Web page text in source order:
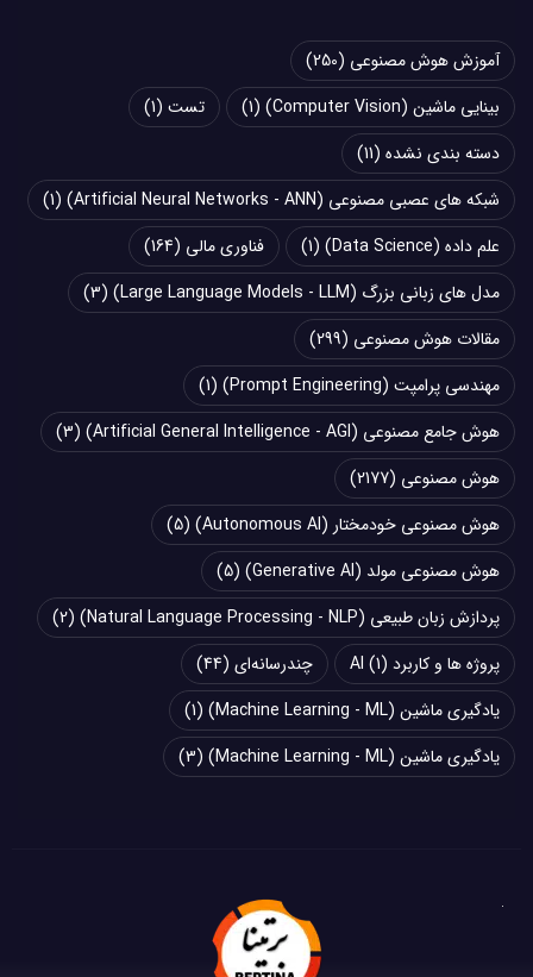
آموزش هوش مصنوعی (250)
بینایی ماشین (Computer Vision)
(1) تست (1)
دسته بندی نشده (11)
شبکه های عصبی مصنوعی (Artificial Neural Networks - ANN)
(1)
علم داده (Data Science)
(1) فناوری مالی (164)
مدل های زبانی بزرگ (Large Language Models - LLM)
(3)
مقالات هوش مصنوعی (299)
مهندسی پرامپت (Prompt Engineering)
(1)
هوش جامع مصنوعی (Artificial General Intelligence - AGI)
(3)
هوش مصنوعی (2177)
هوش مصنوعی خودمختار (Autonomous AI)
(5)
هوش مصنوعی مولد (Generative AI)
(5)
پردازش زبان طبیعی (Natural Language Processing - NLP)
(2)
پروژه ها و کاربرد AI (1) چند‌‌رسانه‌ای (44)
یادگیری ماشین (Machine Learning - ML)
(1)
یادگیری ماشین (Machine Learning - ML)
(3)